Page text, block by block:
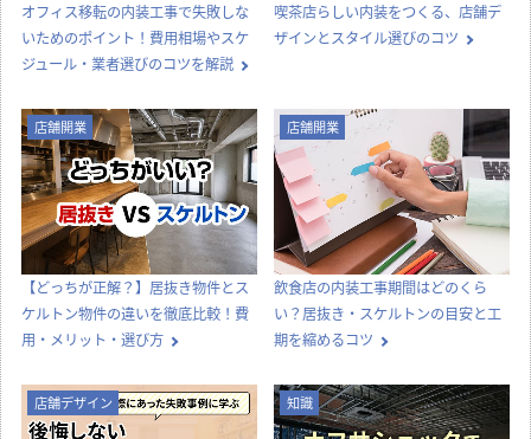
オフィス移転の内装工事で失敗しな
いためのポイント！費用相場やスケ
ジュール・業者選びのコツを解説
喫茶店らしい内装をつくる、店舗デ
ザインとスタイル選びのコツ
店舗開業
【どっちが正解？】居抜き物件とス
ケルトン物件の違いを徹底比較！費
用・メリット・選び方
店舗開業
飲食店の内装工事期間はどのくら
い？居抜き・スケルトンの目安と工
期を縮めるコツ
店舗デザイン 知識